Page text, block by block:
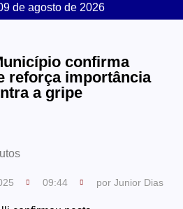
de agosto de 2026
confirma
reforça importância
a gripe
09:44 por Junior Dias